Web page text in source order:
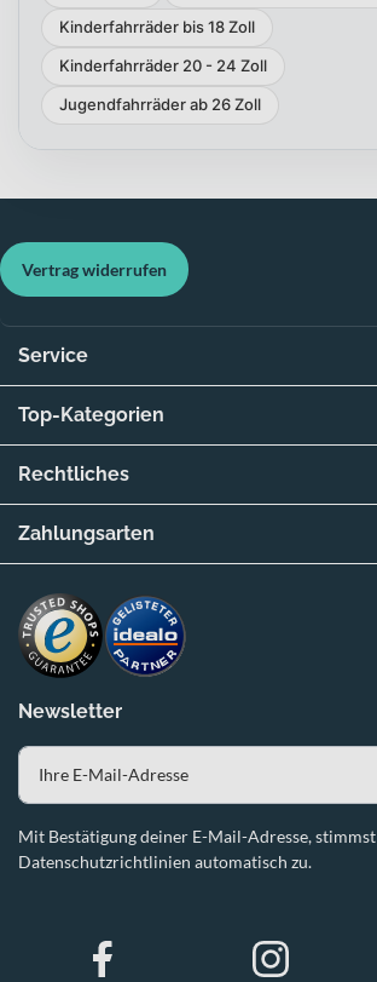
Kinderfahrräder bis 18 Zoll
Kinderfahrräder 20 - 24 Zoll
Jugendfahrräder ab 26 Zoll
Newsletter
Mit Bestätigung deiner E-Mail-Adresse,
Datenschutzrichtlinien automatisch zu.
Vertrag widerrufen
Service
Top-Kategorien
Rechtliches
Zahlungsarten